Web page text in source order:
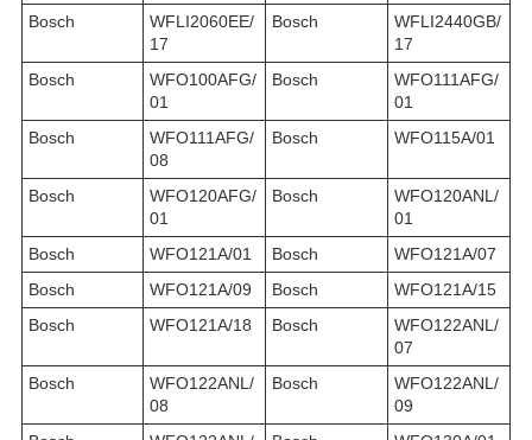
Bosch
WFLI2060EE/
17
Bosch
WFLI2440GB/
17
Bosch
WFO100AFG/
01
Bosch
WFO111AFG/
01
Bosch
WFO111AFG/
08
Bosch WFO115A/01
Bosch
WFO120AFG/
01
Bosch
WFO120ANL/
01
Bosch
WFO121A/01 Bosch
WFO121A/07
Bosch
WFO121A/09 Bosch
WFO121A/15
Bosch
WFO121A/18 Bosch
WFO122ANL/
07
Bosch
WFO122ANL/
08
Bosch
WFO122ANL/
09